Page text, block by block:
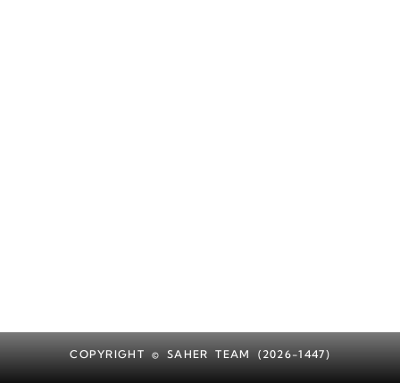
COPYRIGHT © SAHER TEAM (2026-1447)